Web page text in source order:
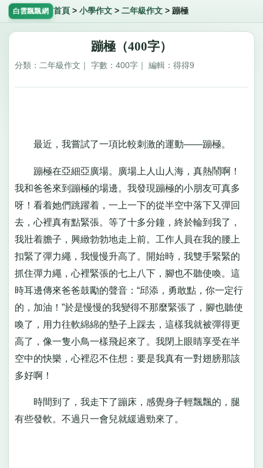
白雲飄飄網 首頁 > 小學作文> 二年級作文> 蹦極
蹦極（400字）
分類：二年級作文｜ 字數：400字｜ 編輯：得得9
最近，我嘗試了一項比較刺激的運動——蹦極。
蹦極在亞細亞廣場。廣場上人山人海，真熱鬧啊！
我和爸爸來到蹦極的場邊。我發現蹦極的小朋友可真多
呀！看着她們跳躍着，一上一下的從半空中落下又彈回
去，心裡真有點緊張。等了十多分鐘，終於輪到我了，
我壯着膽子，興緻勃勃地走上前。工作人員在我的腰上
扣緊了彈力繩，我慢慢升高了。開始時，我雙手緊緊的
抓住彈力繩，心裡緊張的七上八下，腳也不聽使喚。這
時耳邊傳來爸爸鼓勵的聲音：“邱添，勇敢點，你一定行
的，加油！”於是慢慢的我變得不那麼緊張了，腳也聽使
喚了，用力往軟綿綿的墊子上踩去，這樣我就被彈得更
高了，像一隻小鳥一樣飛起來了。我閉上眼睛享受在半
空中的快樂，心裡忍不住想：要是我真有一對翅膀那該
多好啊！
時間到了，我走下了蹦床，感覺身子輕飄飄的，腿
有些發軟。不過只一會兒就緩過勁來了。